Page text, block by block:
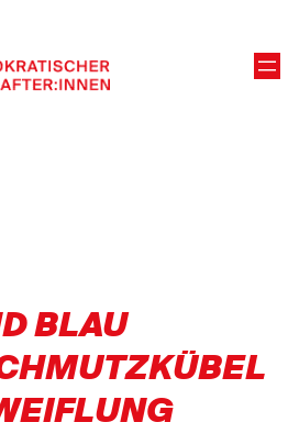
BLAU